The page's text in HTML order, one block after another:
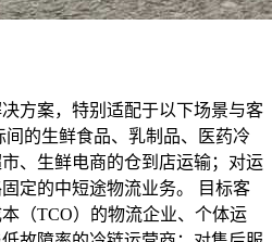
方案，特别适配于以下场景与客
的生鲜食品、乳制品、医药冷
、生鲜电商的仓到店运输；对运
定的中短途物流业务。 目标客
（TCO）的物流企业、个体运